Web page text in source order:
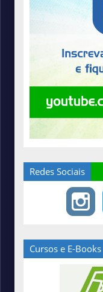
Redes Sociais
Cursos e E-Books